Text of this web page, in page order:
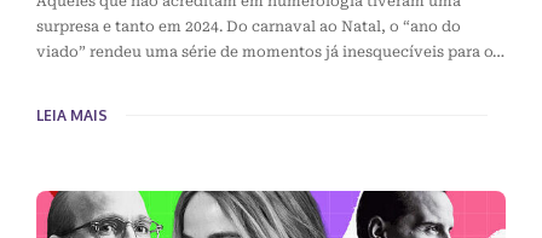
surpresa e tanto em 2024. Do carnaval ao Natal, o “ano do
viado” rendeu uma série de momentos já inesquecíveis para o…
LEIA MAIS